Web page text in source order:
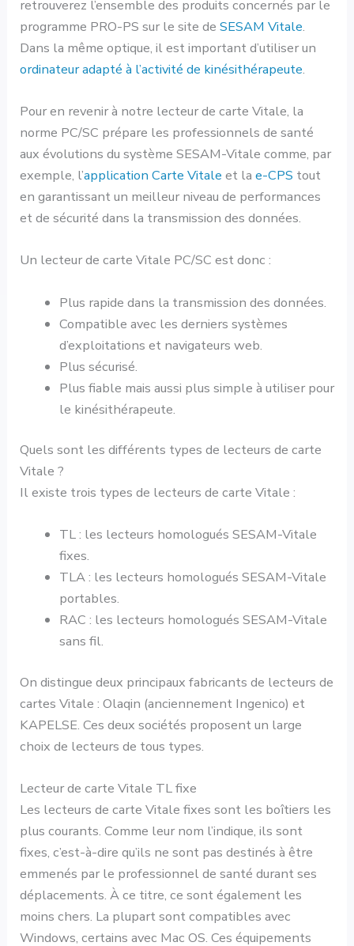
retrouverez l’ensemble des produits concernés par le
programme PRO-PS sur le site deSESAM Vitale.
Dans la même optique, il est important d’utiliser un
ordinateur adapté à l’activité de kinésithérapeute.
Pour en revenir à notre lecteur de carte Vitale, la
norme PC/SC prépare les professionnels de santé
aux évolutions du système SESAM-Vitale comme, par
exemple, l’application Carte Vitale et lae-CPS tout
en garantissant un meilleur niveau de performances
et de sécurité dans la transmission des données.
Un lecteur de carte Vitale PC/SC est donc :
Plus rapide dans la transmission des données.
Compatible avec les derniers systèmes
d’exploitations et navigateurs web.
Plus sécurisé.
Plus fiable mais aussi plus simple à utiliser pour
le kinésithérapeute.
Quels sont les différents types de lecteurs de carte
Vitale ?
Il existe trois types de lecteurs de carte Vitale :
TL : les lecteurs homologués SESAM-Vitale
fixes.
TLA : les lecteurs homologués SESAM-Vitale
portables.
RAC : les lecteurs homologués SESAM-Vitale
sans fil.
On distingue deux principaux fabricants de lecteurs de
cartes Vitale : Olaqin (anciennement Ingenico) et
KAPELSE. Ces deux sociétés proposent un large
choix de lecteurs de tous types.
Lecteur de carte Vitale TL fixe
Les lecteurs de carte Vitale fixes sont les boîtiers les
plus courants. Comme leur nom l’indique, ils sont
fixes, c’est-à-dire qu’ils ne sont pas destinés à être
emmenés par le professionnel de santé durant ses
déplacements. À ce titre, ce sont également les
moins chers. La plupart sont compatibles avec
Windows, certains avec Mac OS. Ces équipements